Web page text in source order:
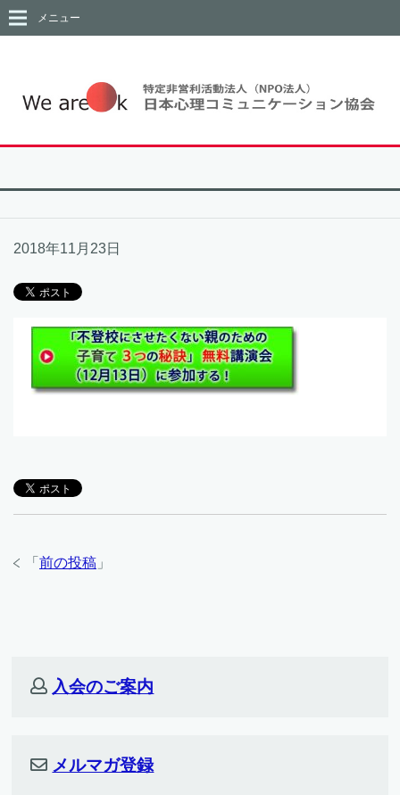
メニュー
2018年11月23日
「 前の投稿 」
入会のご案内
メルマガ登録